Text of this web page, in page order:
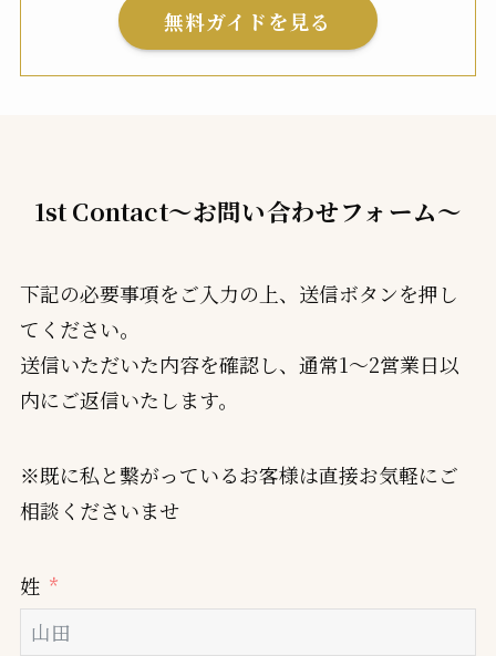
無料ガイドを見る
1st Contact～お問い合わせフォーム～
下記の必要事項をご入力の上、送信ボタンを押し
てください。
送信いただいた内容を確認し、通常1〜2営業日以
内にご返信いたします。
※既に私と繋がっているお客様は直接お気軽にご
相談くださいませ
姓